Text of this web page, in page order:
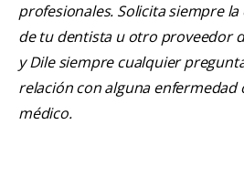
profesionales. Solicita siempre
de tu dentista u otro proveedor
y Dile siempre cualquier
relación con alguna
médico.